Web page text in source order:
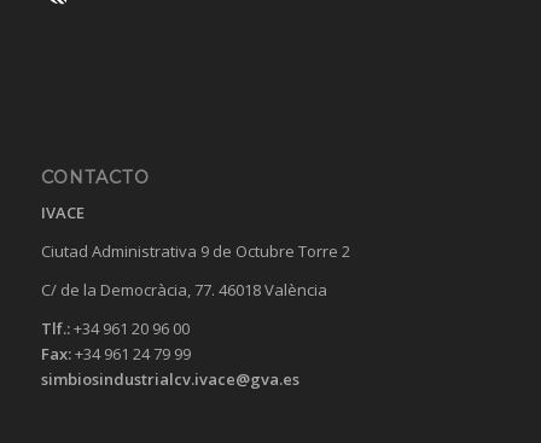
CONTACTO
IVACE
Ciutad Administrativa 9 de Octubre Torre 2
C/ de la Democràcia, 77. 46018 València
Tlf.:+34 961 20 96 00
Fax:+34 961 24 79 99
simbiosindustrialcv.ivace@gva.es